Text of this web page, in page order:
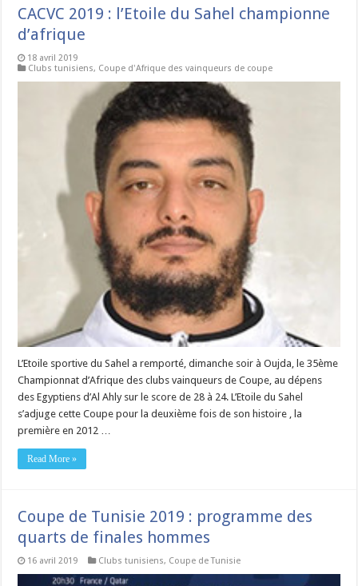
CACVC 2019 : l’Etoile du Sahel championne
d’afrique
18 avril 2019
Clubs tunisiens, Coupe d'Afrique des vainqueurs de coupe
L’Etoile sportive du Sahel a remporté, dimanche soir à Oujda, le 35ème
Championnat d’Afrique des clubs vainqueurs de Coupe, au dépens
des Egyptiens d’Al Ahly sur le score de 28 à 24. L’Etoile du Sahel
s’adjuge cette Coupe pour la deuxième fois de son histoire , la
première en 2012 …
Read More »
Coupe de Tunisie 2019 : programme des
quarts de finales hommes
16 avril 2019 Clubs tunisiens, Coupe de Tunisie